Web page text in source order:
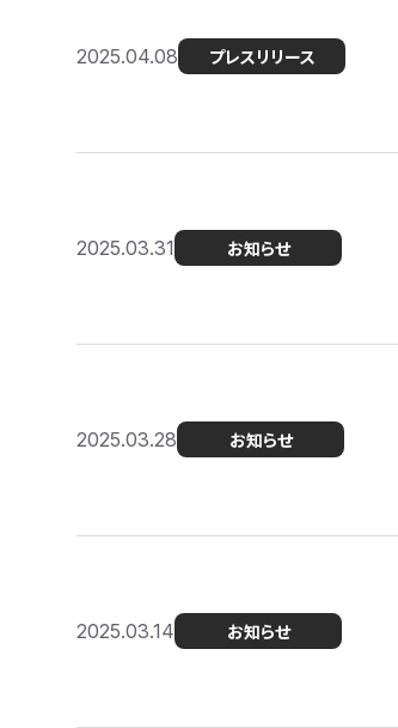
2025.04.08 プレスリリース
2025.03.31 お知らせ
2025.03.28 お知らせ
2025.03.14 お知らせ